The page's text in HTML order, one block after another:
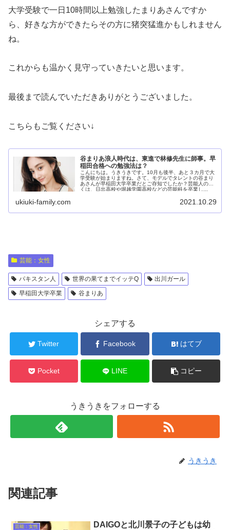
大学受験で一日10時間以上勉強したまりあさんですか
ら、好きな方ができたらその方に猪突猛進かもしれません
ね。
これからも温かく見守っていきたいと思います。
最後まで読んでいただきありがとうございました。
こちらもご覧ください↓
谷まりあ浪人時代は、東進で林修先生に師事。早
稲田合格への勉強法は？
こんにちは。うきうきです。10月も後半、あと３カ月で大
学受験が始まりますね。さて、モデルでタレントの谷まり
あさんが早稲田大学卒業だとご存知でしたか？芸能人の多
くは、日出高校や堀越学園高校などの芸能科を卒業し...
ukiuki-family.com 2021.10.29
芸能：女性
パキスタン人 世界の果てまでイッテQ
出川ガール
早稲田大学卒業
谷まりあ
シェアする
Twitter Facebook はてブ
Pocket LINE コピー
うきうきをフォローする
うきうき
関連記事
芸能：女性
DAIGOと北川景子の子どもは幼